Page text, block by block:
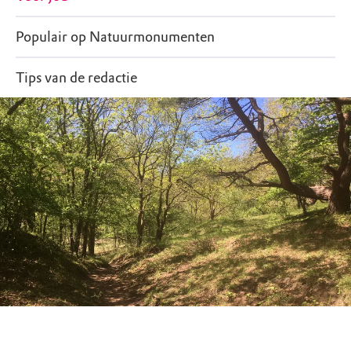
Populair op Natuurmonumenten
Tips van de redactie